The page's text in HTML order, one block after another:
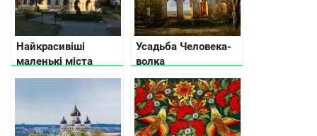
Найкрасивіші
маленькі міста
України
Усадьба Человека-
волка